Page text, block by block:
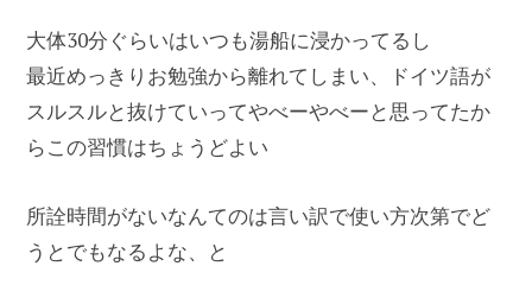
大体30分ぐらいはいつも湯船に浸かってるし
最近めっきりお勉強から離れてしまい、ドイツ語が
スルスルと抜けていってやべーやべーと思ってたか
らこの習慣はちょうどよい
所詮時間がないなんてのは言い訳で使い方次第でど
うとでもなるよな、と